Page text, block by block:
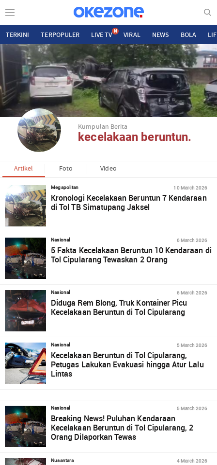
TERKINI TERPOPULER LIVE TV N VIRAL NEWS BOLA
Kumpulan Berita
kecelakaan beruntun.
Artikel Foto Video
Megapolitan 10 March 2026
Kronologi Kecelakaan Beruntun 7 Kendaraan
di Tol TB Simatupang Jaksel
Nasional 6 March 2026
5 Fakta Kecelakaan Beruntun 10 Kendaraan di
Tol Cipularang Tewaskan 2 Orang
Nasional 6 March 2026
Diduga Rem Blong, Truk Kontainer Picu
Kecelakaan Beruntun di Tol Cipularang
Nasional 5 March 2026
Kecelakaan Beruntun di Tol Cipularang,
Petugas Lakukan Evakuasi hingga Atur Lalu
Lintas
Nasional 5 March 2026
Breaking News! Puluhan Kendaraan
Kecelakaan Beruntun di Tol Cipularang, 2
Orang Dilaporkan Tewas
Nusantara 4 March 2026